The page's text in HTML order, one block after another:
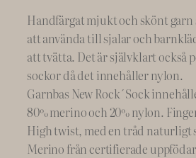
d
s
#
5
m
u
l
t
Handfärgat mjukt och skönt garn
att använda till sjalar och
att tvätta. Det är självklart också
sockor då det innehåller nylon.
Garnbas New Rock´Sock
80% merino och 20% nylon.
High twist, med en tråd naturligt
Merino från certifierade